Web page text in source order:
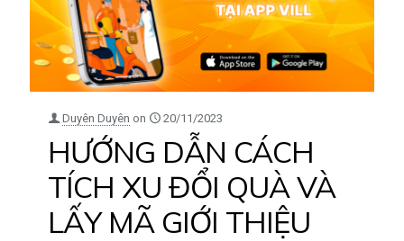
Duyên Duyên on 20/11/2023
HƯỚNG DẪN CÁCH
TÍCH XU ĐỔI QUÀ VÀ
LẤY MÃ GIỚI THIỆU